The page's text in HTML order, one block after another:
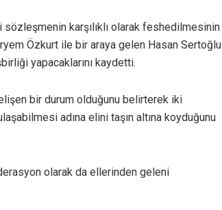
sözleşmenin karşılıklı olarak feshedilmesinin
Özkurt ile bir araya gelen Hasan Sertoğlu
yapacaklarını kaydetti.
bir durum olduğunu belirterek iki
adına elini taşın altına koyduğunu
olarak da ellerinden geleni